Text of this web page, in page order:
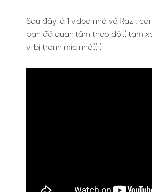
Sau đây là 1 video nhỏ về Raz ,
bạn đã quan tâm theo dõi.( tạm
vì bị tranh mid nhé:)) )